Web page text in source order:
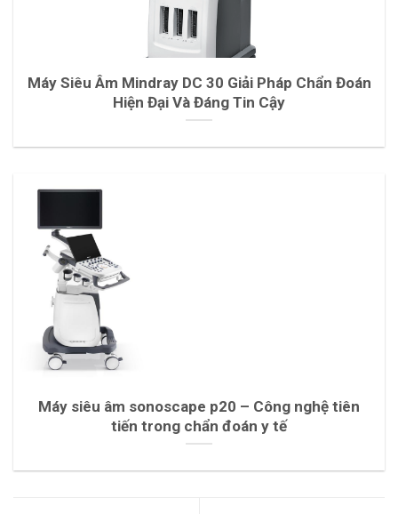
Máy Siêu Âm Mindray DC 30 Giải Pháp Chẩn Đoán
Hiện Đại Và Đáng Tin Cậy
Máy siêu âm sonoscape p20 – Công nghệ tiên
tiến trong chẩn đoán y tế